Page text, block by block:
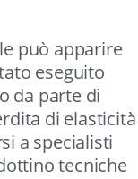
può apparire
eseguito
da parte di
di elasticità
a specialisti
tecniche